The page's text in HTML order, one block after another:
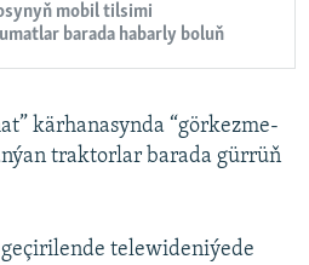
mobil tilsimi
barada habarly boluň
kärhanasynda “görkezme-
traktorlar barada gürrüň
telewideniýede